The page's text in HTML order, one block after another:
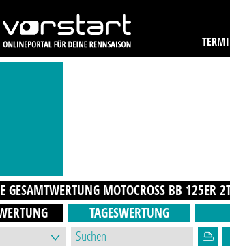
GESAMTWERTUNG MOTOCROSS BB 125ER
TAGESWERTUNG